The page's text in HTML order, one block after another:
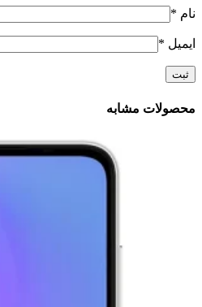
نام *
ایمیل *
محصولات مشابه